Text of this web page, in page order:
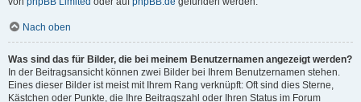
Nach oben
Was sind das für Bilder, die bei meinem Benutzernamen angezeigt werden?
In der Beitragsansicht können zwei Bilder bei Ihrem Benutzernamen stehen.
Eines dieser Bilder ist meist mit Ihrem Rang verknüpft: Oft sind dies Sterne,
Kästchen oder Punkte, die Ihre Beitragszahl oder Ihren Status im Forum